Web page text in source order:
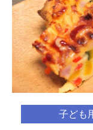
子ども